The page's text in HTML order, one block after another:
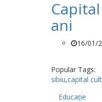
ani
16/01/
Popular Tags:
sibiu,capital
Educație